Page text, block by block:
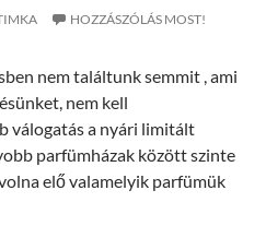
HOZZÁSZÓLÁS MOST!
nem találtunk semmit , ami
nem kell
válogatás a nyári limitált
parfümházak között szinte
elő valamelyik parfümük